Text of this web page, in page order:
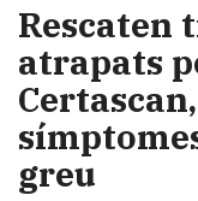
​Rescaten
atrapats
greu